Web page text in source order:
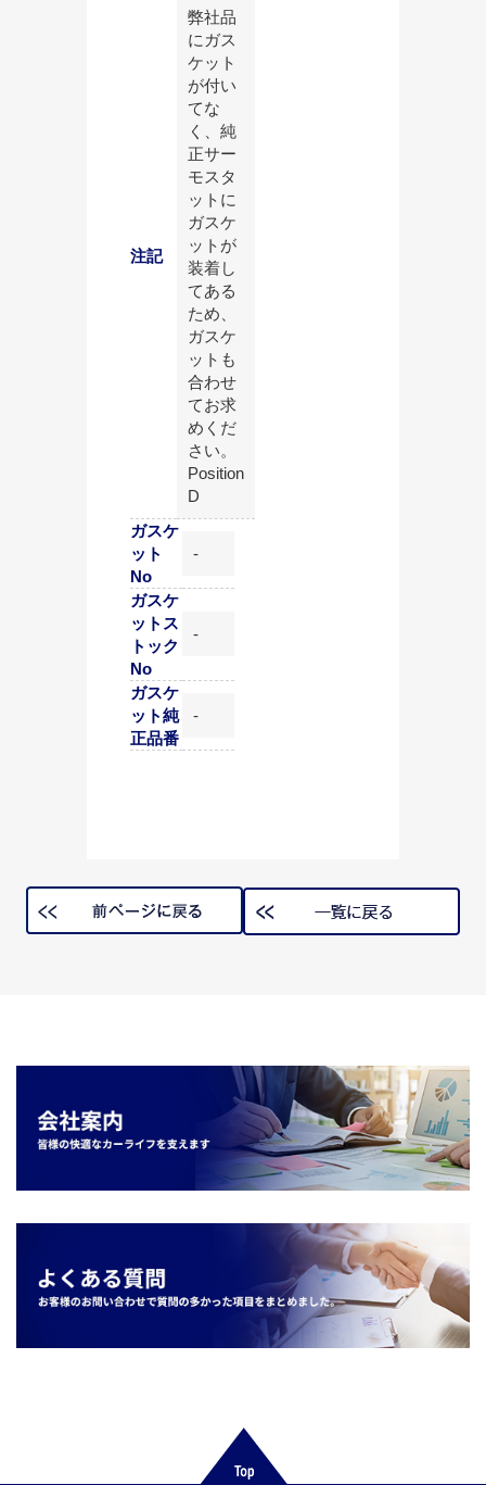
注記
弊社品
にガス
ケット
が付い
てな
く、純
正サー
モスタ
ットに
ガスケ
ットが
装着し
てある
ため、
ガスケ
ットも
合わせ
てお求
めくだ
さい。
Position
D
ガスケ
ット
No
-
ガスケ
ットス
トック
No
-
ガスケ
ット純
正品番
-